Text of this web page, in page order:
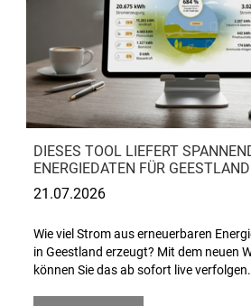
DIESES TOOL LIEFERT
ENERGIEDATEN FÜR GEESTLAND
21.07.2026
Wie viel Strom aus erneuerbaren
in Geestland erzeugt? Mit dem neuen
können Sie das ab sofort live verfolgen.